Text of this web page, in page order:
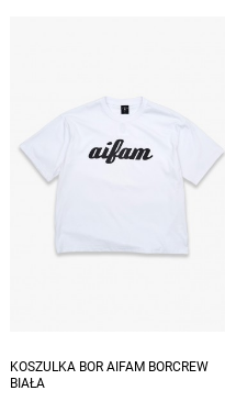
KOSZULKA BOR AIFAM BORCREW
BIAŁA